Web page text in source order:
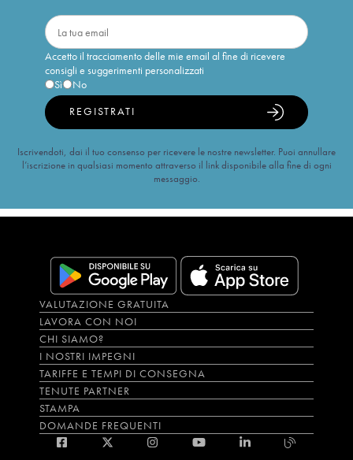
Accetto il tracciamento delle mie email al fine di ricevere
consigli e suggerimenti personalizzati
Sì
No
REGISTRATI
Iscrivendoti, dai il tuo consenso per ricevere le nostre newsletter. Puoi annullare
l’iscrizione in qualsiasi momento attraverso il link disponibile alla fine di ogni
messaggio.
VALUTAZIONE GRATUITA
LAVORA CON NOI
CHI SIAMO?
I NOSTRI IMPEGNI
TARIFFE E TEMPI DI CONSEGNA
TENUTE PARTNER
STAMPA
DOMANDE FREQUENTI